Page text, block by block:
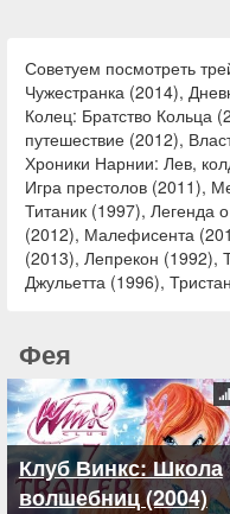
Советуем посмотреть
Чужестранка (2014),
Колец: Братство Кольца
путешествие (2012),
Хроники Нарнии: Лев,
Игра престолов (2011),
Титаник (1997), Легенда
(2012), Малефисента
(2013), Лепрекон (1992),
Джульетта (1996),
Фея
Клуб Винкс: Школа
волшебниц (2004)